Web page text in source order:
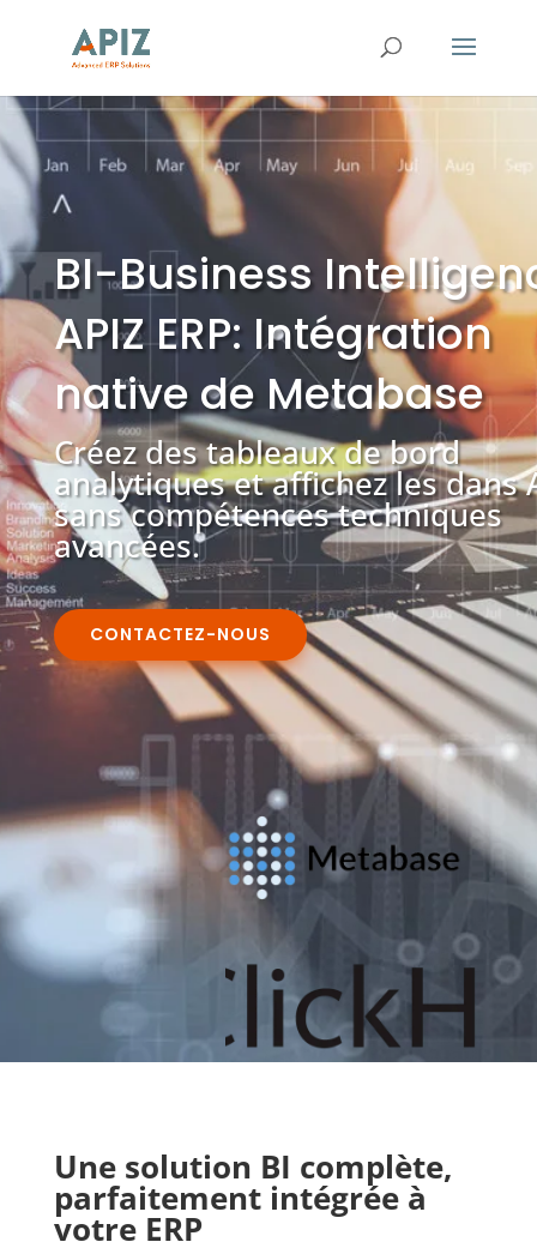
BI-Business
APIZ ERP: Intégration
native de Metabase
Créez des tableaux de bord
analytiques et affichez les dans
sans compétences techniques
avancées.
CONTACTEZ-NOUS
Une solution BI complète,
parfaitement intégrée à
votre ERP